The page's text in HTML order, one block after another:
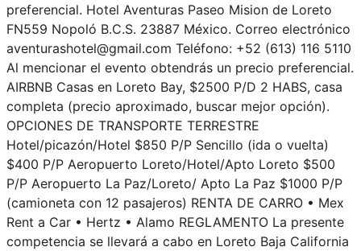
preferencial. Hotel Aventuras Paseo Mision de Loreto
FN559 Nopoló B.C.S. 23887 México. Correo electrónico
aventurashotel@gmail.com Teléfono: +52 (613) 116 5110
Al mencionar el evento obtendrás un precio preferencial.
AIRBNB Casas en Loreto Bay, $2500 P/D 2 HABS, casa
completa (precio aproximado, buscar mejor opción).
OPCIONES DE TRANSPORTE TERRESTRE
Hotel/picazón/Hotel $850 P/P Sencillo (ida o vuelta)
$400 P/P Aeropuerto Loreto/Hotel/Apto Loreto $500
P/P Aeropuerto La Paz/Loreto/ Apto La Paz $1000 P/P
(camioneta con 12 pasajeros) RENTA DE CARRO • Mex
Rent a Car • Hertz • Alamo REGLAMENTO La presente
competencia se llevará a cabo en Loreto Baja California